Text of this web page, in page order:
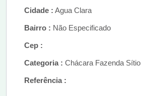
Cidade : Agua Clara
Bairro : Não Especificado
Cep :
Categoria : Chácara Fazenda Sítio
Referência :